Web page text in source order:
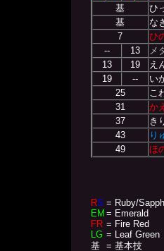
基
ひ
基
な
7
ひ
--
13
メ
13
19
え
19
--
い
25
こ
31
か
37
き
43
り
49
ほ
RS = Ruby/
EM = Emerald
FR = Fire Red
LG = Leaf Green
基
= 基本技